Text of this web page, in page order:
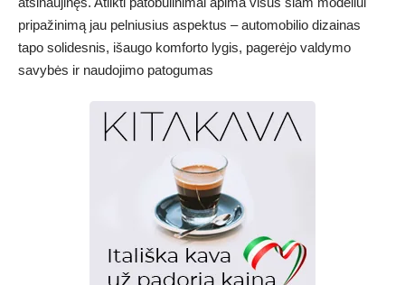
pripažinimą jau pelniusius aspektus – automobilio dizainas
tapo solidesnis, išaugo komforto lygis, pagerėjo valdymo
savybės ir naudojimo patogumas